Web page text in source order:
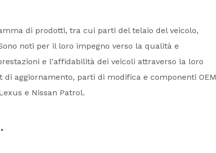
di prodotti, tra cui parti del telaio del veicolo,
noti per il loro impegno verso la qualità e
e l'affidabilità dei veicoli attraverso la loro
aggiornamento, parti di modifica e componenti OEM
e Nissan Patrol.